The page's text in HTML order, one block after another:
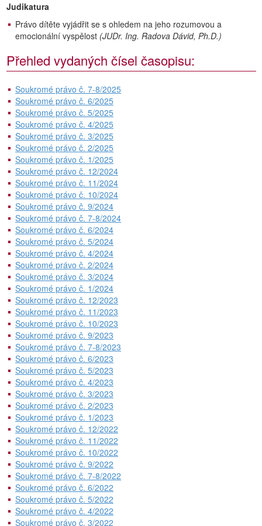
Judikatura
Právo dítěte vyjádřit se s ohledem na jeho rozumovou a
emocionální vyspělost (JUDr. Ing. Radova Dávid, Ph.D.)
Přehled vydaných čísel časopisu:
Soukromé právo č. 7-8/2025
Soukromé právo č. 6/2025
Soukromé právo č. 5/2025
Soukromé právo č. 4/2025
Soukromé právo č. 3/2025
Soukromé právo č. 2/2025
Soukromé právo č. 1/2025
Soukromé právo č. 12/2024
Soukromé právo č. 11/2024
Soukromé právo č. 10/2024
Soukromé právo č. 9/2024
Soukromé právo č. 7-8/2024
Soukromé právo č. 6/2024
Soukromé právo č. 5/2024
Soukromé právo č. 4/2024
Soukromé právo č. 2/2024
Soukromé právo č. 3/2024
Soukromé právo č. 1/2024
Soukromé právo č. 12/2023
Soukromé právo č. 11/2023
Soukromé právo č. 10/2023
Soukromé právo č. 9/2023
Soukromé právo č. 7-8/2023
Soukromé právo č. 6/2023
Soukromé právo č. 5/2023
Soukromé právo č. 4/2023
Soukromé právo č. 3/2023
Soukromé právo č. 2/2023
Soukromé právo č. 1/2023
Soukromé právo č. 12/2022
Soukromé právo č. 11/2022
Soukromé právo č. 10/2022
Soukromé právo č. 9/2022
Soukromé právo č. 7-8/2022
Soukromé právo č. 6/2022
Soukromé právo č. 5/2022
Soukromé právo č. 4/2022
Soukromé právo č. 3/2022